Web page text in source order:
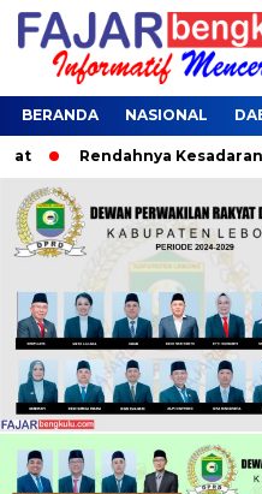
BERANDA NASIONAL
Rendahnya Kesadaran